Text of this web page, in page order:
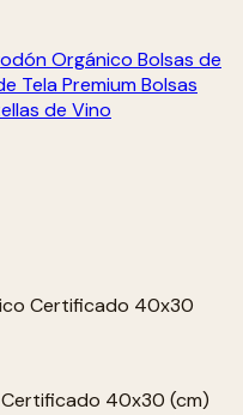
Orgánico Bolsas de
Tela Premium Bolsas
de Vino
Certificado 40x30